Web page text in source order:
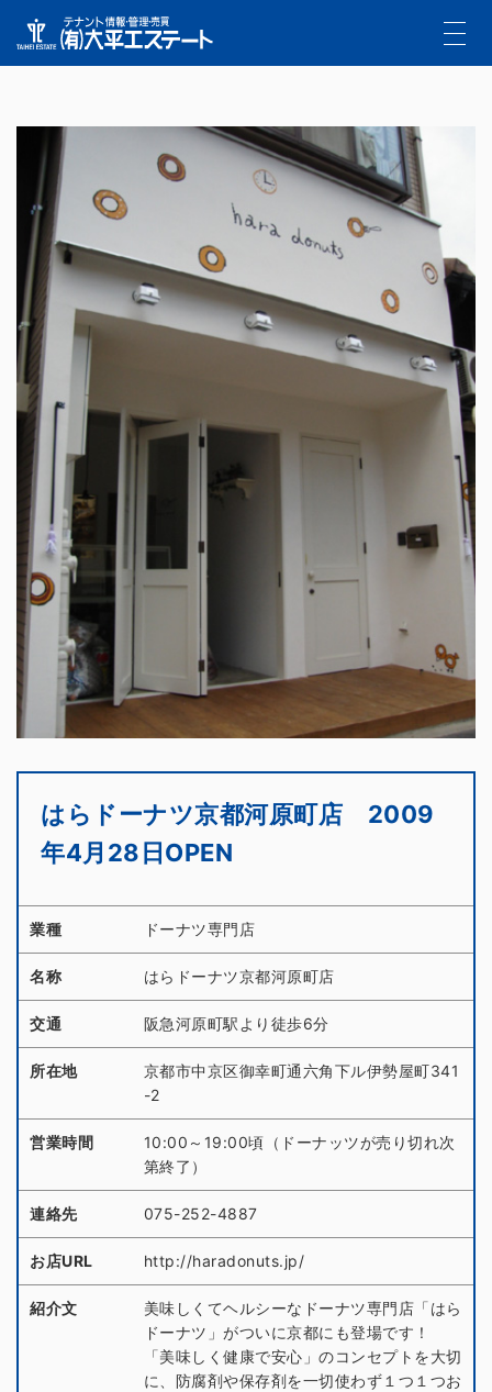
はらドーナツ京都河原町店 2009
年4月28日OPEN
業種 ドーナツ専門店
名称 はらドーナツ京都河原町店
交通 阪急河原町駅より徒歩6分
所在地
京都市中京区御幸町通六角下ル伊勢屋町341
-2
営業時間
10:00～19:00頃（ドーナッツが売り切れ次
第終了）
連絡先 075-252-4887
お店URL http://haradonuts.jp/
紹介文
美味しくてヘルシーなドーナツ専門店「はら
ドーナツ」がついに京都にも登場です！
「美味しく健康で安心」のコンセプトを大切
に、防腐剤や保存剤を一切使わず１つ１つお